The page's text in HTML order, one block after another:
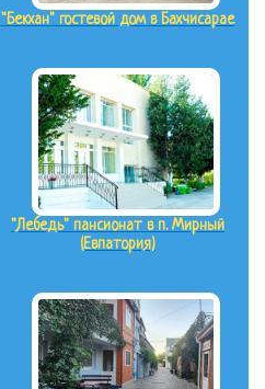
"Бекхан" гостевой дом в Бахчисарае
"Лебедь" пансионат в п. Мирный
(Евпатория)